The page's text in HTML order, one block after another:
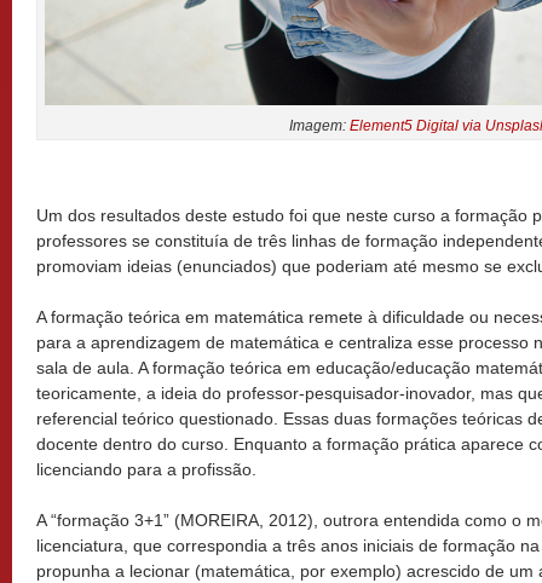
Imagem: Element5 Digital via
Um dos resultados deste estudo foi que neste curso a formação
professores se constituía de três linhas de formação
promoviam ideias (enunciados) que poderiam até mesmo se
A formação teórica em matemática remete à dificuldade ou
para a aprendizagem de matemática e centraliza esse processo
sala de aula. A formação teórica em educação/educação
teoricamente, a ideia do professor-pesquisador-inovador, mas
referencial teórico questionado. Essas duas formações teóricas
docente dentro do curso. Enquanto a formação prática aparece
licenciando para a profissão.
A “formação 3+1” (MOREIRA, 2012), outrora entendida como o
licenciatura, que correspondia a três anos iniciais de formação
propunha a lecionar (matemática, por exemplo) acrescido de